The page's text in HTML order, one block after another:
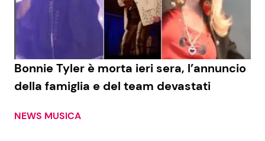
Bonnie Tyler è morta ieri sera, l’annuncio
della famiglia e del team devastati
NEWS MUSICA